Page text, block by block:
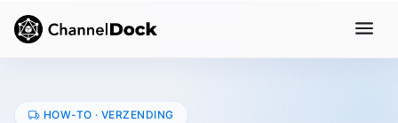
HOW-TO · VERZENDING